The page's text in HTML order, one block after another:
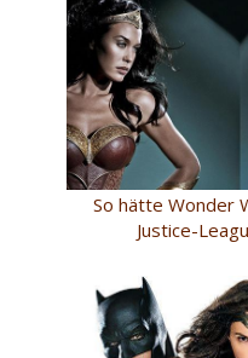
So hätte Wonder
Justice-